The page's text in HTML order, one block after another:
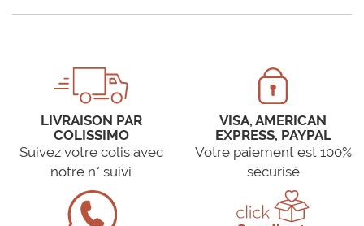
LIVRAISON PAR
COLISSIMO
Suivez votre colis avec
notre n° suivi
VISA, AMERICAN
EXPRESS, PAYPAL
Votre paiement est 100%
sécurisé